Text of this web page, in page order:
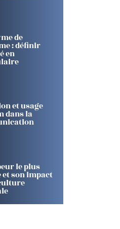
de
: définir
en
et usage
dans la
le plus
et son impact